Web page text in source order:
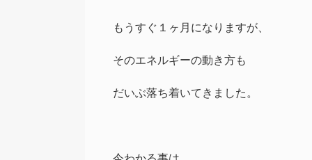
もうすぐ１ヶ月になりますが、
そのエネルギーの動き方も
だいぶ落ち着いてきました。